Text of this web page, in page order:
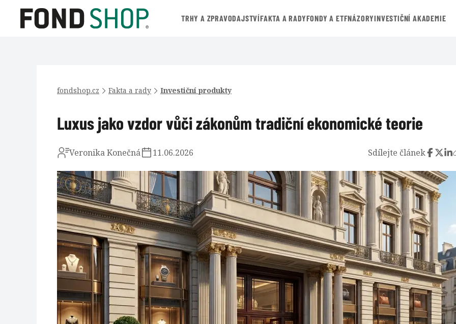
TRHY A ZPRAVODAJSTVÍFAKTA A RADYFONDY A ETFNÁZORYINVESTIČNÍ AKADEMIE
fondshop.cz Fakta a rady Investiční produkty
Luxus jako vzdor vůči zákonům tradiční ekonomické teorie
Veronika Konečná 11.06.2026 Sdílejte článek